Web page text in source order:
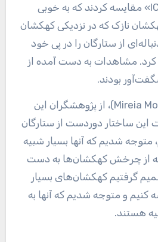
برآمدگی به نام «IC۵۲۴۹» مقایسه کردند که به خوبی
نازک که در نزدیکی کهکشان
از ستارگان را در پی خود
کرد. مشاهدات به دست آمده از
بودند.
«میریا مونتس»(Mireia Montes)، از پژوهشگران این
ساختار دوردست از ستارگان
متوجه شدیم که آنها بسیار شبیه
از چرخش کهکشان‌ها به دست
گرفتیم کهکشان‌های بسیار
کنیم و متوجه شدیم که آنها به
هستند.